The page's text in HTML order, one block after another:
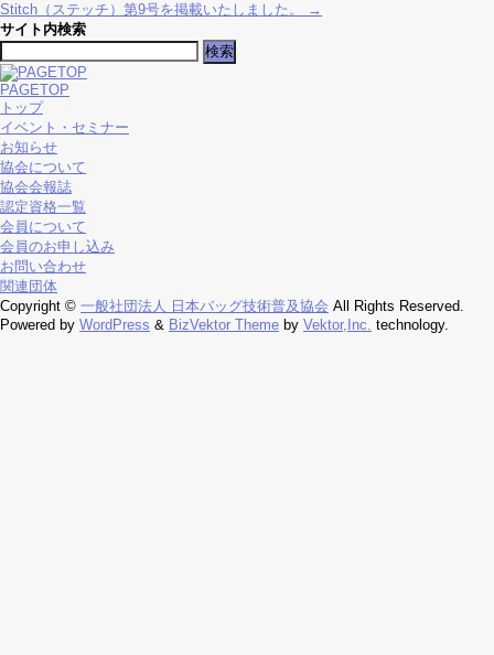
Stitch（ステッチ）第9号を掲載いたしました。
→
サイト内検索
検
索:
PAGETOP
トップ
イベント・セミナー
お知らせ
協会について
協会会報誌
認定資格一覧
会員について
会員のお申し込み
お問い合わせ
関連団体
Copyright © 一般社団法人 日本バッグ技術普及協会 All Rights Reserved.
Powered by WordPress & BizVektor Theme by Vektor,Inc. technology.